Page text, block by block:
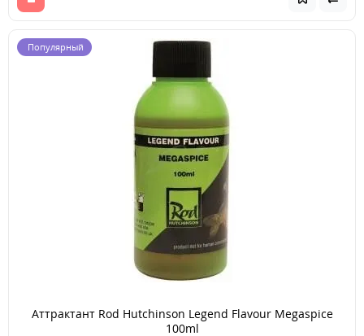
Популярный
Аттрактант Rod Hutchinson Legend Flavour Megaspice
100ml